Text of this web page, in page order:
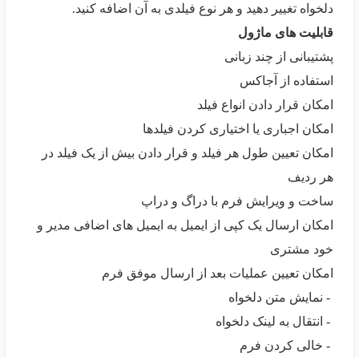
دلخواه تغییر دهید و هر نوع فیلدی به آن اضافه کنید.
قابلیت های ماژول
پشتیبانی از چند زبانی
استفاده از آجاکس
امکان قرار دادن انواع فیلد
امکان اجباری یا اختیاری کردن فیلدها
امکان تعیین طول هر فیلد و قرار دادن بیش از یک فیلد در
هر ردیف
ساخت و ویرایش فرم با دراگ و دراپ
امکان ارسال یک کپی از ایمیل به ایمیل های اضافی مدیر و
خود مشتری
امکان تعیین عملیات بعد از ارسال موفق فرم
- نمایش متن دلخواه
- انتقال به لینک دلخواه
- خالی کردن فرم